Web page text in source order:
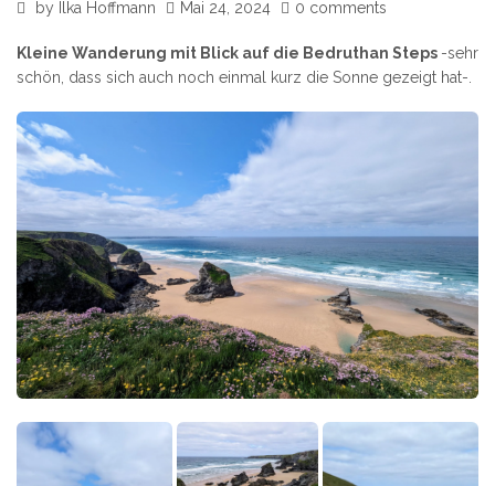
by Ilka Hoffmann Mai 24, 2024 0 comments
Kleine Wanderung mit Blick auf die Bedruthan Steps -sehr
schön, dass sich auch noch einmal kurz die Sonne gezeigt hat-.